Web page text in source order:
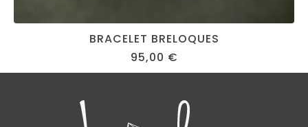
BRACELET BRELOQUES
95,00 €